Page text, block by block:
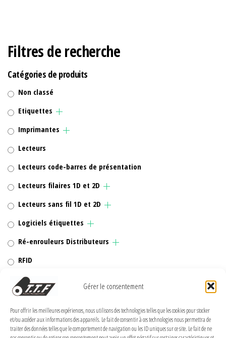
Gérer le consentement
Pour offrir les meilleures expériences, nous utilisons des technologies telles que les cookies pour stocker
et/ou accéder aux informations des appareils. Le fait de consentir à ces technologies nous permettra de
traiter des données telles que le comportement de navigation ou les ID uniques sur ce site. Le fait de ne
Filtres de recherche
Catégories de produits
Non classé
Etiquettes
Imprimantes
Lecteurs
Lecteurs code-barres de présentation
Lecteurs filaires 1D et 2D
Lecteurs sans fil 1D et 2D
Logiciels étiquettes
Ré-enrouleurs Distributeurs
RFID
Rubans transfert thermique
Têtes d'impression